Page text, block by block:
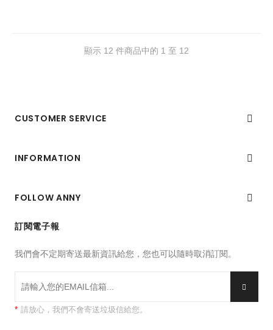
顯示 12 件商品中的 1 至 12
CUSTOMER SERVICE 
INFORMATION 
FOLLOW ANNY 
訂閱電子報
我們會不定期寄送最新資訊給您，您也可以隨時取消訂閱。
* 請放心，我們不會寄送垃圾信給您。